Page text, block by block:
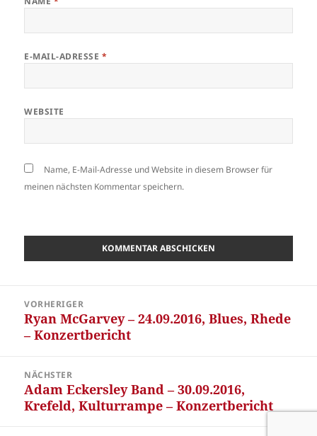
E-MAIL-ADRESSE *
WEBSITE
Name, E-Mail-Adresse und Website in diesem Browser für
meinen nächsten Kommentar speichern.
VORHERIGER
Vorheriger
Beitrag:
Ryan McGarvey – 24.09.2016, Blues, Rhede
– Konzertbericht
NÄCHSTER
Nächster
Beitrag:
Adam Eckersley Band – 30.09.2016,
Krefeld, Kulturrampe – Konzertbericht